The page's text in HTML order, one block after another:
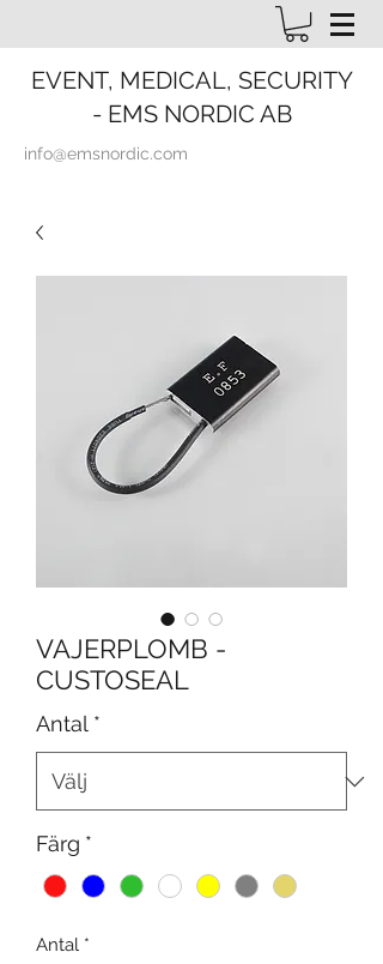
EVENT, MEDICAL, SECURITY
- EMS NORDIC AB
info@emsnordic.com
VAJERPLOMB -
CUSTOSEAL
Antal *
Färg *
Antal *